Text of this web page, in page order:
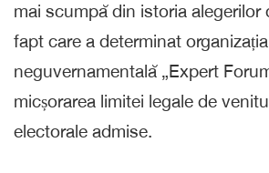
mai scumpă din istoria alegerilor
fapt care a determinat organizația
neguvernamentală „Expert
micșorarea limitei legale de
electorale admise.